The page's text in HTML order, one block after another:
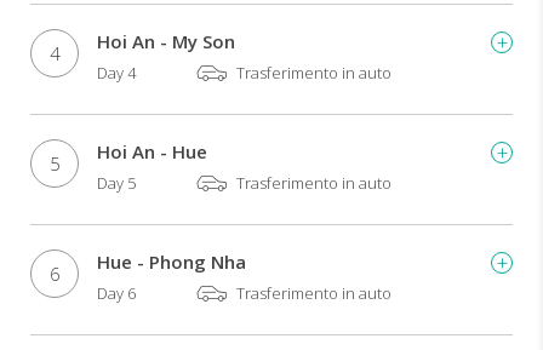
4 Hoi An - My Son
Day 4 Trasferimento in auto
5 Hoi An - Hue
Day 5 Trasferimento in auto
6 Hue - Phong Nha
Day 6 Trasferimento in auto